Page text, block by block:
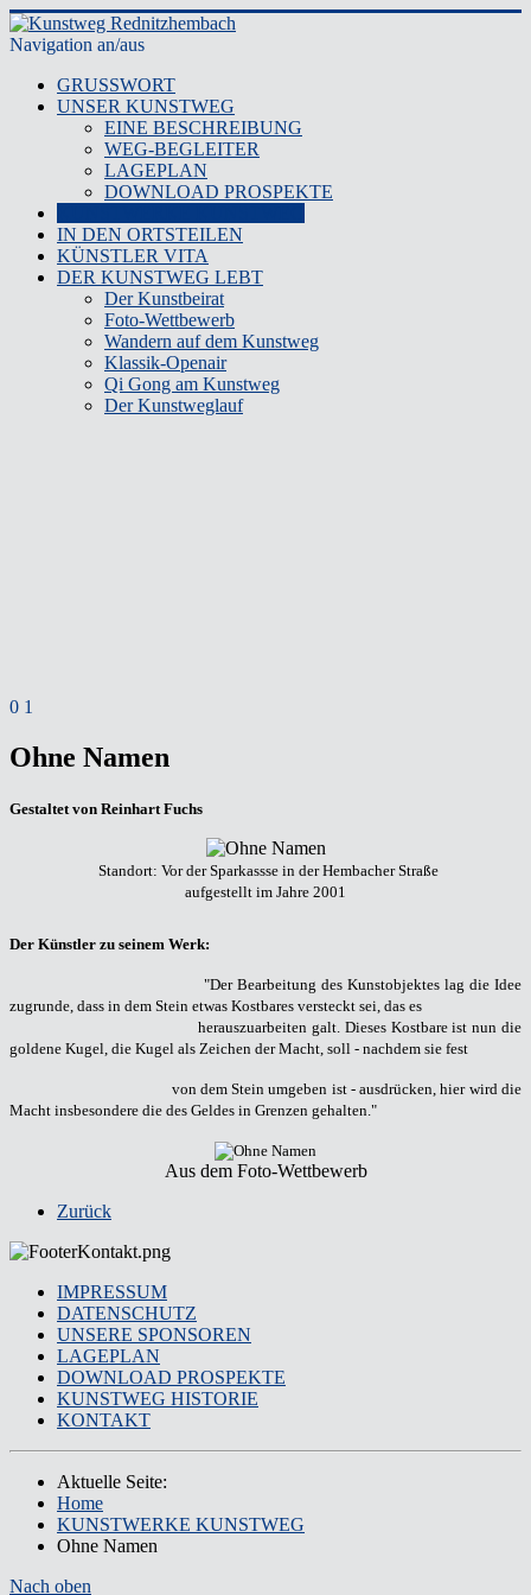
Navigation an/aus
GRUSSWORT
UNSER KUNSTWEG
EINE BESCHREIBUNG
WEG-BEGLEITER
LAGEPLAN
DOWNLOAD PROSPEKTE
IN DEN ORTSTEILEN
KÜNSTLER VITA
DER KUNSTWEG LEBT
Der Kunstbeirat
Foto-Wettbewerb
Wandern auf dem Kunstweg
Klassik-Openair
Qi Gong am Kunstweg
Der Kunstweglauf
0 1
Ohne Namen
Gestaltet von Reinhart Fuchs
Standort: Vor der Sparkassse in der Hembacher Straße
aufgestellt im Jahre 2001
Der Künstler zu seinem Werk:
"Der Bearbeitung des Kunstobjektes lag die Idee
zugrunde, dass in dem Stein etwas Kostbares versteckt sei, das es
herauszuarbeiten galt. Dieses Kostbare ist nun die
goldene Kugel, die Kugel als Zeichen der Macht, soll - nachdem sie fest
von dem Stein umgeben ist - ausdrücken, hier wird die
Macht insbesondere die des Geldes in Grenzen gehalten."
Aus dem Foto-Wettbewerb
Zurück
IMPRESSUM
DATENSCHUTZ
UNSERE SPONSOREN
LAGEPLAN
DOWNLOAD PROSPEKTE
KUNSTWEG HISTORIE
KONTAKT
Aktuelle Seite:
Home
KUNSTWERKE KUNSTWEG
Ohne Namen
Nach oben